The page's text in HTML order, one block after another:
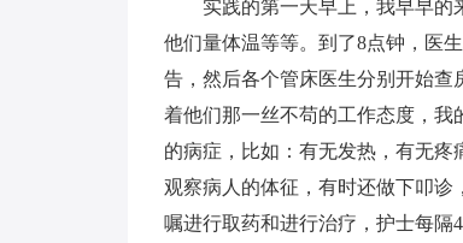
实践的第一天早上，我早早的
他们量体温等等。到了8点钟，医
告，然后各个管床医生分别开始
着他们那一丝不苟的工作态度，
的病症，比如：有无发热，有无
观察病人的体征，有时还做下叩
嘱进行取药和进行治疗，护士每